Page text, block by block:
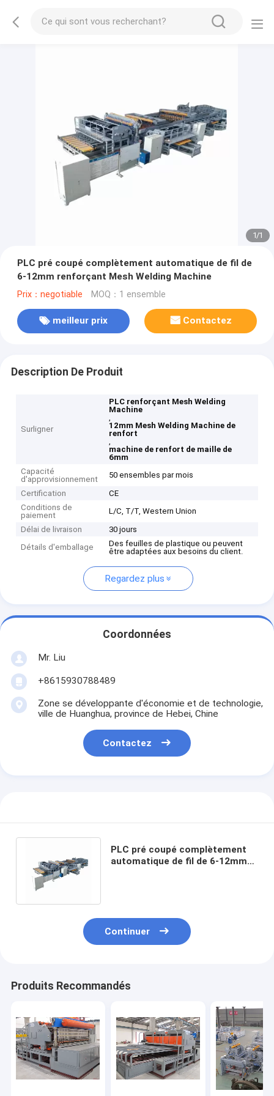
1/1
PLC pré coupé complètement automatique de fil de
6-12mm renforçant Mesh Welding Machine
Prix：negotiable MOQ：1 ensemble
meilleur prix Contactez
Description De Produit
Surligner
PLC renforçant Mesh Welding
Machine
,
12mm Mesh Welding Machine de
renfort
,
machine de renfort de maille de
6mm
Capacité
d'approvisionnement
50 ensembles par mois
Certification
CE
Conditions de
paiement
L/C, T/T, Western Union
Délai de livraison
30 jours
Détails d'emballage
Des feuilles de plastique ou peuvent
être adaptées aux besoins du client.
Regardez plus
Coordonnées
Mr. Liu
+8615930788489
Zone se développante d'économie et de technologie,
ville de Huanghua, province de Hebei, Chine
Contactez
PLC pré coupé complètement
automatique de fil de 6-12mm
Continuer
Produits Recommandés